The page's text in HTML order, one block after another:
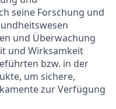
seine Forschung und
und Überwachung
und Wirksamkeit
bzw. in der
um sichere,
zur Verfügung